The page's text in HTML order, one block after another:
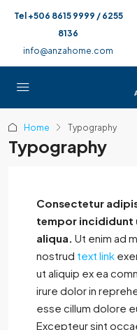
Tel +506 8615 9999 / 6255
8136
info@anzahome.com
Home Typography
Typography
Consectetur
tempor incididunt
aliqua. Ut enim ad
nostrud text link
ut aliquip ex ea
irure dolor in
esse cillum dolore
Excepteur sint